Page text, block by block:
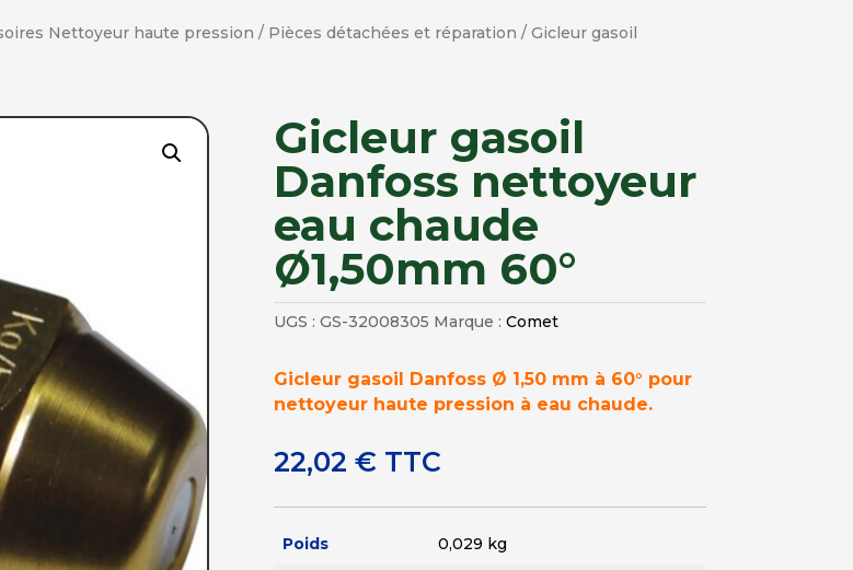
Nettoyeur haute pression / Pièces détachées et réparation / Gicleur gasoil
Gicleur gasoil
Danfoss nettoyeur
eau chaude
Ø1,50mm 60°
UGS : GS-32008305 Marque : Comet
Gicleur gasoil Danfoss Ø 1,50 mm à 60° pour
nettoyeur haute pression à eau chaude.
22,02 € TTC
Poids 0,029 kg